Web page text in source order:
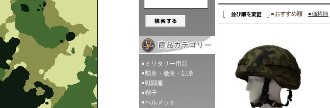
ミリタリー用品
勲章・徽章・記章
戦闘服
帽子
ヘルメット
■おすすめ順 ■価格順